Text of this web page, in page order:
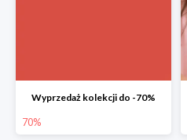
Wyprzedaż kolekcji do -70%
70%